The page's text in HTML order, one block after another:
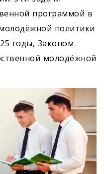
программой в
политики
годы, Законом
молодёжной